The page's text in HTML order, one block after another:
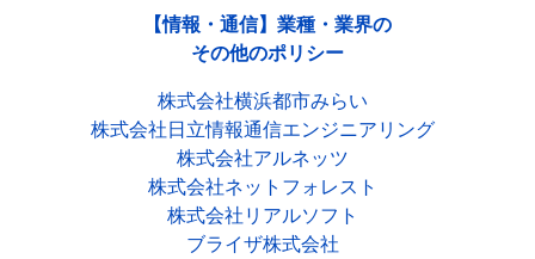
【情報・通信】業種・業界の
その他のポリシー
株式会社横浜都市みらい
株式会社日立情報通信エンジニアリング
株式会社アルネッツ
株式会社ネットフォレスト
株式会社リアルソフト
ブライザ株式会社